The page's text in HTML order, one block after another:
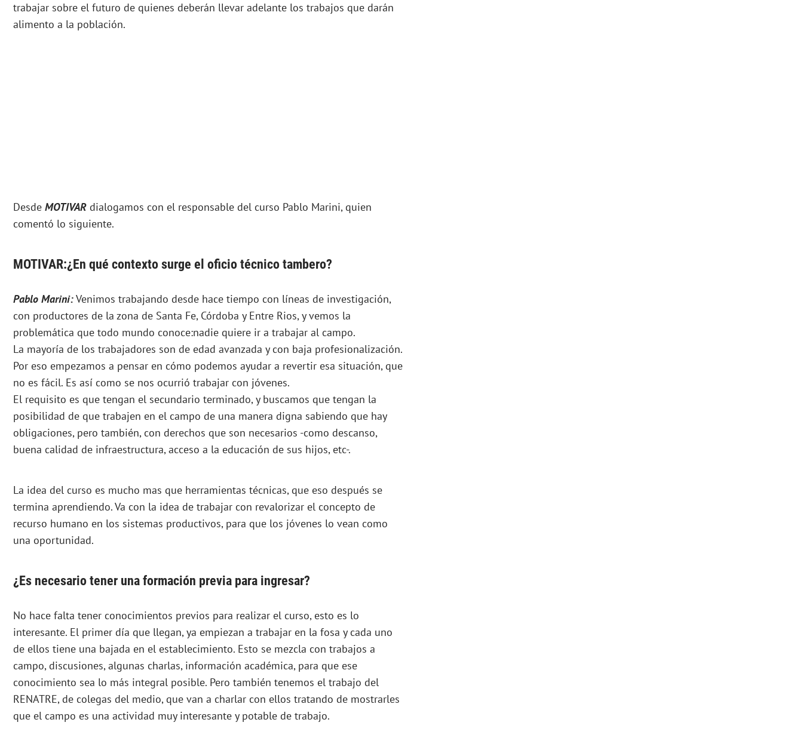
trabajar sobre el futuro de quienes deberán llevar adelante los trabajos que darán
alimento a la población.
Desde MOTIVAR dialogamos con el responsable del curso Pablo Marini, quien
comentó lo siguiente.
MOTIVAR:¿En qué contexto surge el oficio técnico tambero?
Pablo Marini:Venimos trabajando desde hace tiempo con líneas de investigación,
con productores de la zona de Santa Fe, Córdoba y Entre Rios, y vemos la
problemática que todo mundo conoce:nadie quiere ir a trabajar al campo.
La mayoría de los trabajadores son de edad avanzada y con baja profesionalización.
Por eso empezamos a pensar en cómo podemos ayudar a revertir esa situación, que
no es fácil. Es así como se nos ocurrió trabajar con jóvenes.
El requisito es que tengan el secundario terminado, y buscamos que tengan la
posibilidad de que trabajen en el campo de una manera digna sabiendo que hay
obligaciones, pero también, con derechos que son necesarios -como descanso,
buena calidad de infraestructura, acceso a la educación de sus hijos, etc-.
La idea del curso es mucho mas que herramientas técnicas, que eso después se
termina aprendiendo. Va con la idea de trabajar con revalorizar el concepto de
recurso humano en los sistemas productivos, para que los jóvenes lo vean como
una oportunidad.
¿Es necesario tener una formación previa para ingresar?
No hace falta tener conocimientos previos para realizar el curso, esto es lo
interesante. El primer día que llegan, ya empiezan a trabajar en la fosa y cada uno
de ellos tiene una bajada en el establecimiento. Esto se mezcla con trabajos a
campo, discusiones, algunas charlas, información académica, para que ese
conocimiento sea lo más integral posible. Pero también tenemos el trabajo del
RENATRE, de colegas del medio, que van a charlar con ellos tratando de mostrarles
que el campo es una actividad muy interesante y potable de trabajo.